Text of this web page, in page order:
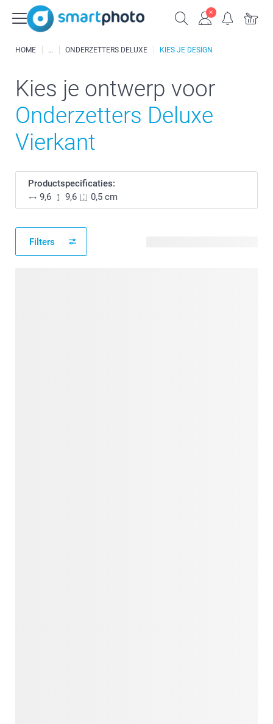
HOME ONDERZETTERS DELUXE KIES JE DESIGN
Kies je ontwerp voor
Onderzetters Deluxe
Vierkant
Productspecificaties:
9,6
9,6 0,5 cm
Filters